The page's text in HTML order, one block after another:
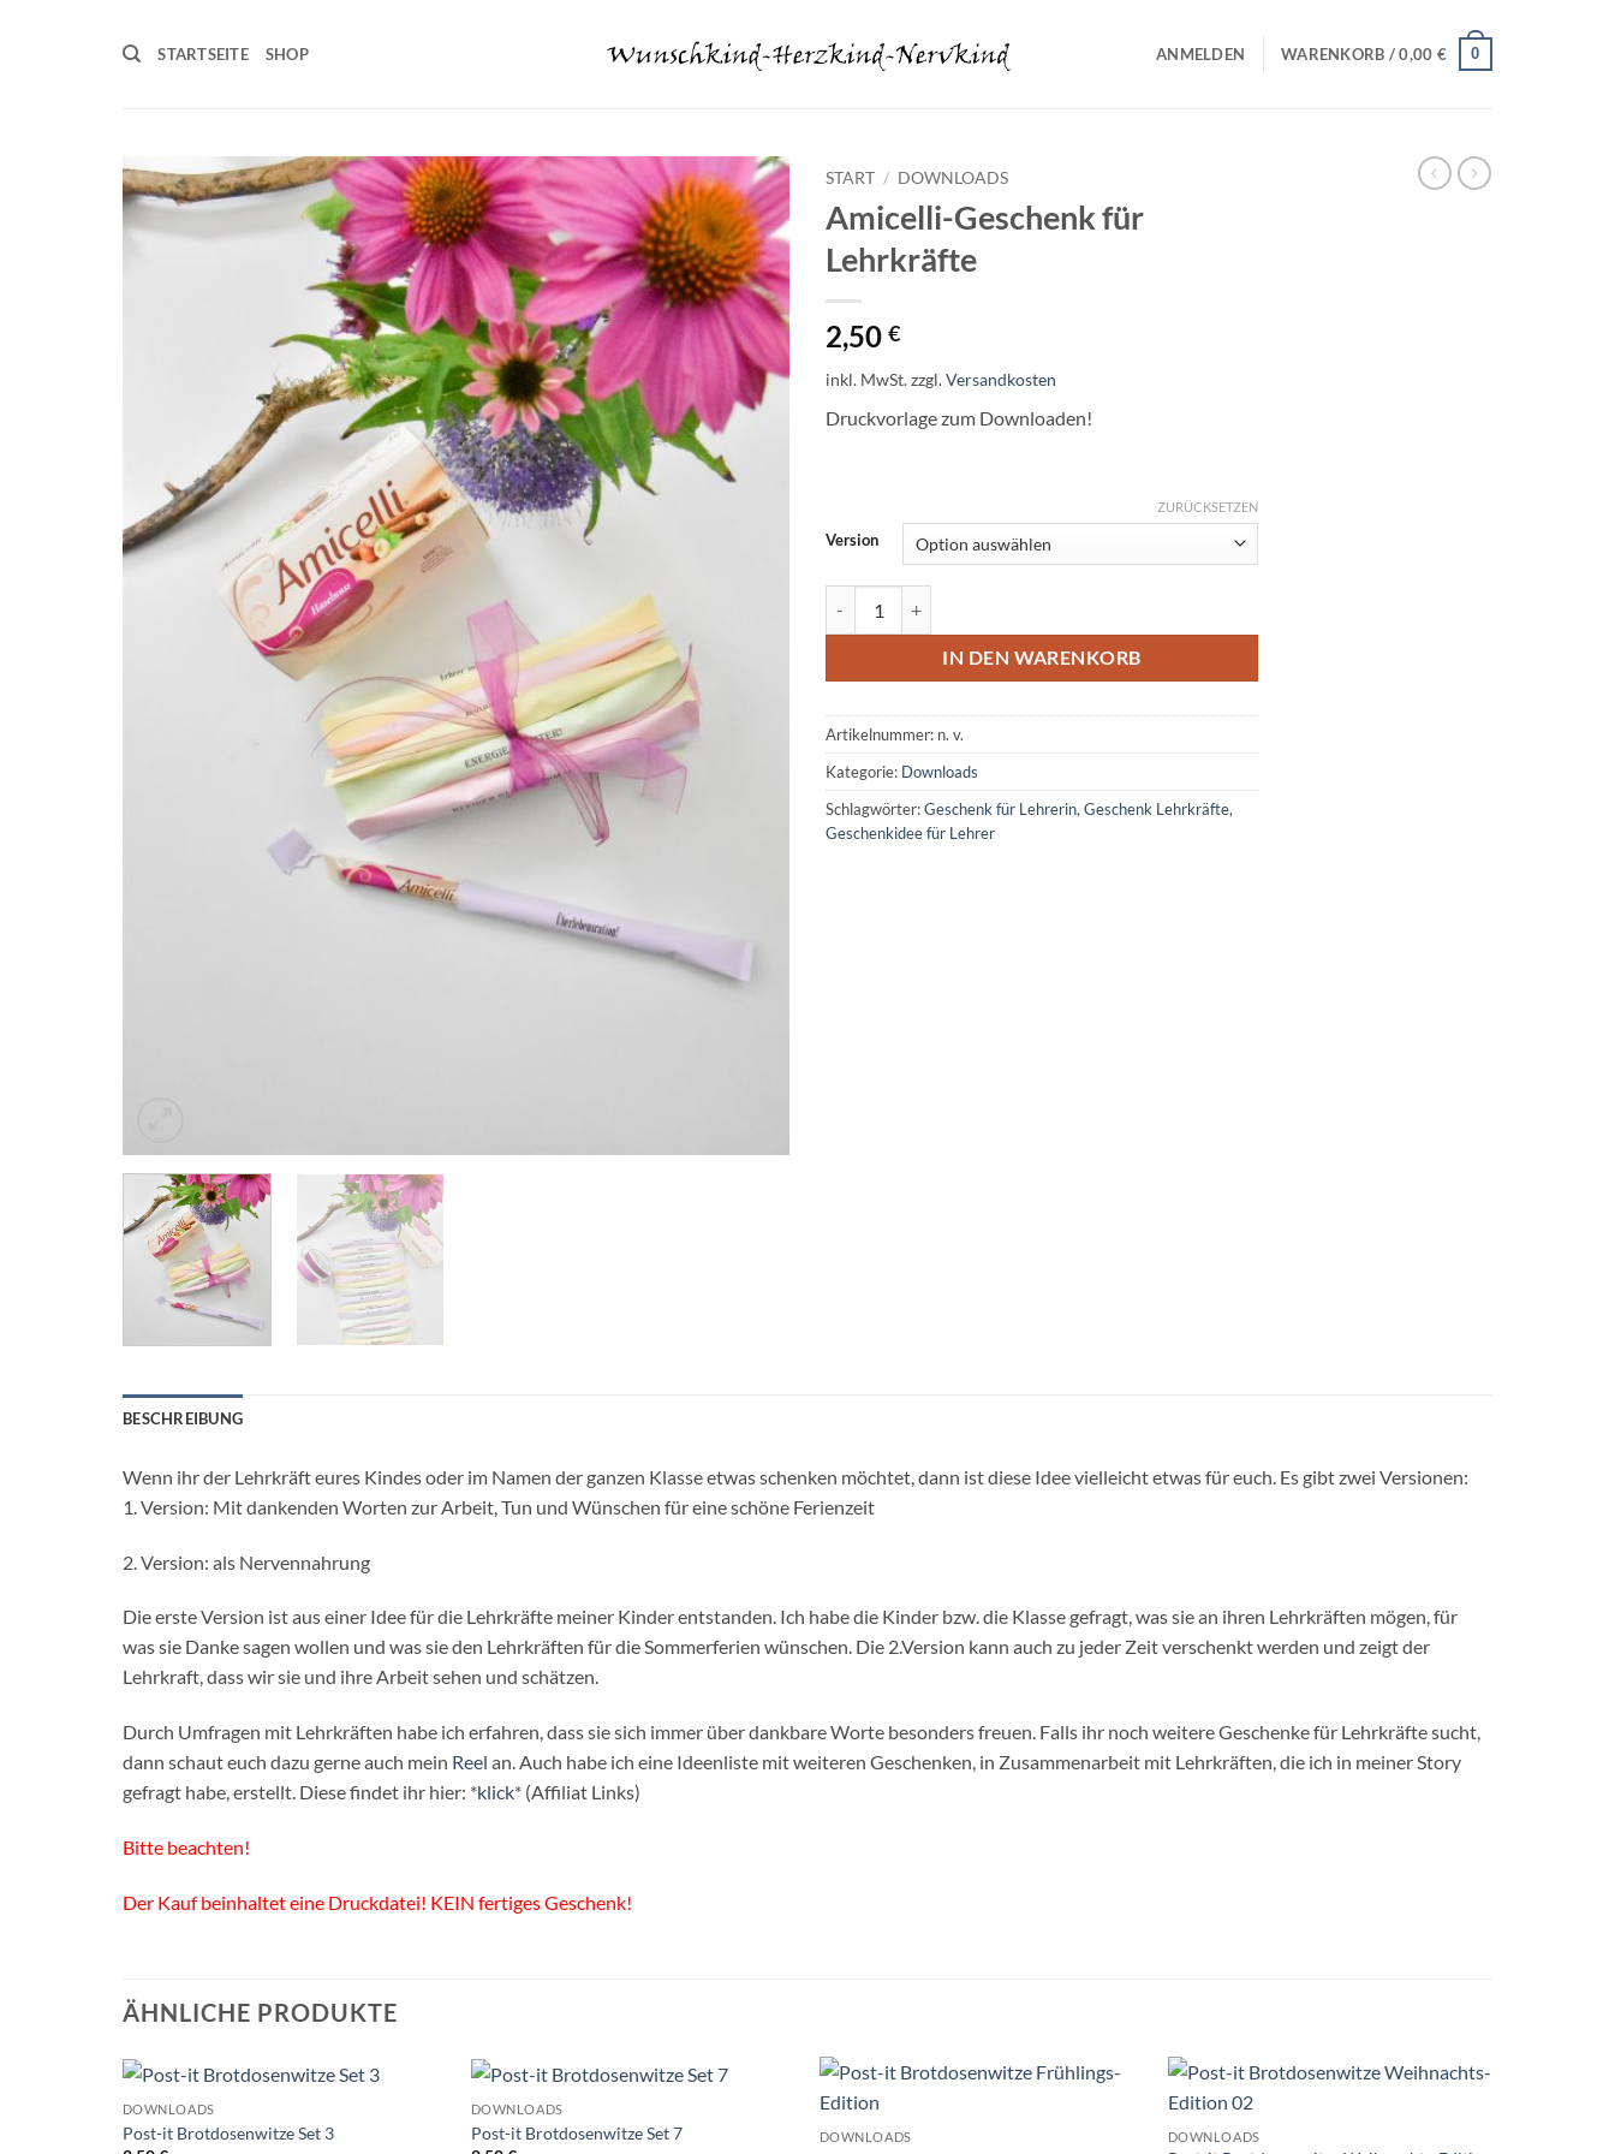
STARTSEITE SHOP ANMELDEN WARENKORB /0,00 € 0
START / DOWNLOADS
Amicelli-Geschenk für
Lehrkräfte
2,50 €
inkl. MwSt.zzgl.Versandkosten
Druckvorlage zum Downloaden!
Version
ZURÜCKSETZEN
IN DEN WARENKORB
Artikelnummer: n. v.
Kategorie: Downloads
Schlagwörter:Geschenk für Lehrerin,Geschenk Lehrkräfte,
Geschenkidee für Lehrer
BESCHREIBUNG
Wenn ihr der Lehrkräft eures Kindes oder im Namen der ganzen Klasse etwas schenken möchtet, dann ist diese Idee vielleicht etwas für euch. Es gibt zwei Versionen:
1. Version: Mit dankenden Worten zur Arbeit, Tun und Wünschen für eine schöne Ferienzeit
2. Version: als Nervennahrung
Die erste Version ist aus einer Idee für die Lehrkräfte meiner Kinder entstanden. Ich habe die Kinder bzw. die Klasse gefragt, was sie an ihren Lehrkräften mögen, für
was sie Danke sagen wollen und was sie den Lehrkräften für die Sommerferien wünschen. Die 2.Version kann auch zu jeder Zeit verschenkt werden und zeigt der
Lehrkraft, dass wir sie und ihre Arbeit sehen und schätzen.
Durch Umfragen mit Lehrkräften habe ich erfahren, dass sie sich immer über dankbare Worte besonders freuen. Falls ihr noch weitere Geschenke für Lehrkräfte sucht,
dann schaut euch dazu gerne auch mein Reel an. Auch habe ich eine Ideenliste mit weiteren Geschenken, in Zusammenarbeit mit Lehrkräften, die ich in meiner Story
gefragt habe, erstellt. Diese findet ihr hier: *klick* (Affiliat Links)
Bitte beachten!
Der Kauf beinhaltet eine Druckdatei! KEIN fertiges Geschenk!
ÄHNLICHE PRODUKTE
DOWNLOADS
Post-it Brotdosenwitze Set 3
DOWNLOADS
Post-it Brotdosenwitze Set 7
DOWNLOADS DOWNLOADS